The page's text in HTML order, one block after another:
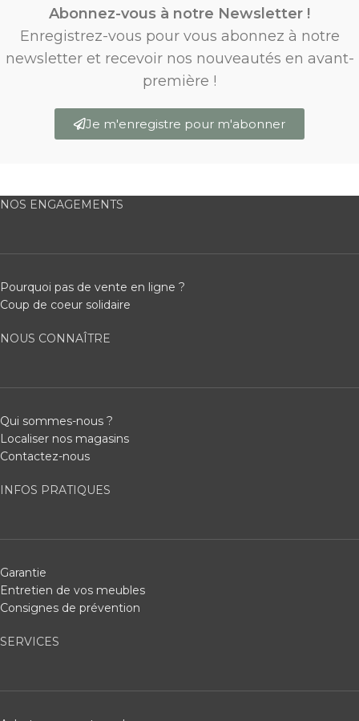
Abonnez-vous à notre Newsletter !
Enregistrez-vous pour vous abonnez à notre
newsletter et recevoir nos nouveautés en avant-
première !
Je m'enregistre pour m'abonner
NOS ENGAGEMENTS
Pourquoi pas de vente en ligne ?
Coup de coeur solidaire
NOUS CONNAÎTRE
Qui sommes-nous ?
Localiser nos magasins
Contactez-nous
INFOS PRATIQUES
Garantie
Entretien de vos meubles
Consignes de prévention
SERVICES